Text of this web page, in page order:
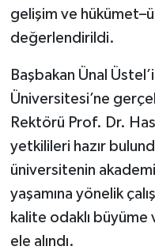
gelişim ve
değerlendirildi.
Başbakan Ünal
Üniversitesi’ne
Rektörü Prof. Dr.
yetkilileri hazır
üniversitenin
yaşamına yönelik
kalite odaklı büyüme
ele alındı.